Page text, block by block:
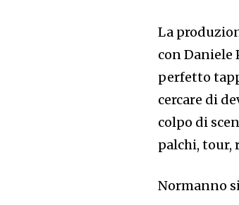
La
con Daniele
perfetto
cercare di
colpo di
palchi, tour,
Normanno